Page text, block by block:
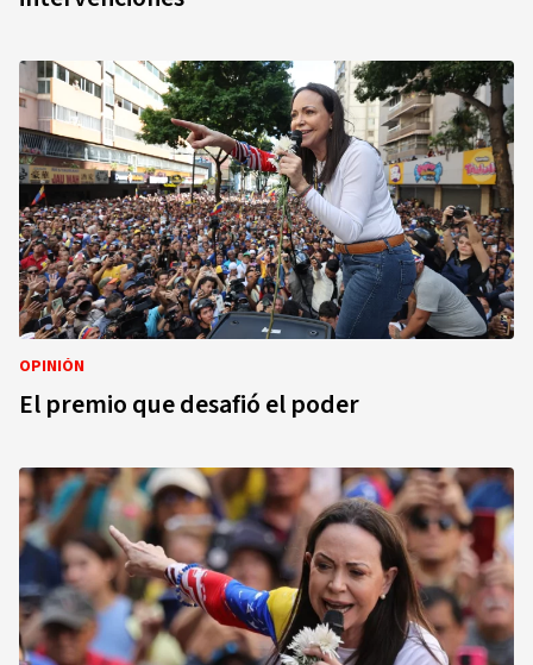
OPINIÓN
El premio que desafió el poder